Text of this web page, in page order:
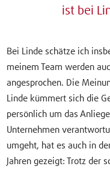
ist bei
Bei Linde schätze ich
meinem Team werden
angesprochen. Die
Linde kümmert sich die
persönlich um das
Unternehmen
umgeht, hat es auch in
Jahren gezeigt: Trotz der